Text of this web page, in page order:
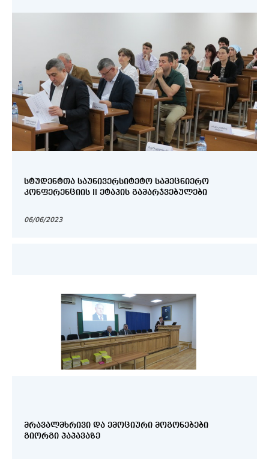
ᲡᲢᲣᲓᲔᲜᲢᲗᲐ ᲡᲐᲣᲜᲘᲕᲔᲠᲡᲘᲢᲔᲢᲝ ᲡᲐᲛᲔᲪᲜᲘᲔᲠᲝ
ᲙᲝᲜᲤᲔᲠᲔᲜᲪᲘᲘᲡ II ᲔᲢᲐᲞᲘᲡ ᲒᲐᲛᲐᲠᲯᲕᲔᲑᲣᲚᲔᲑᲘ
06/06/2023
ᲛᲠᲐᲕᲐᲚᲛᲮᲠᲘᲕᲘ ᲓᲐ ᲔᲛᲝᲪᲘᲣᲠᲘ ᲛᲝᲒᲝᲜᲔᲑᲔᲑᲘ
ᲒᲘᲝᲠᲒᲘ ᲞᲐᲞᲐᲕᲐᲖᲔ